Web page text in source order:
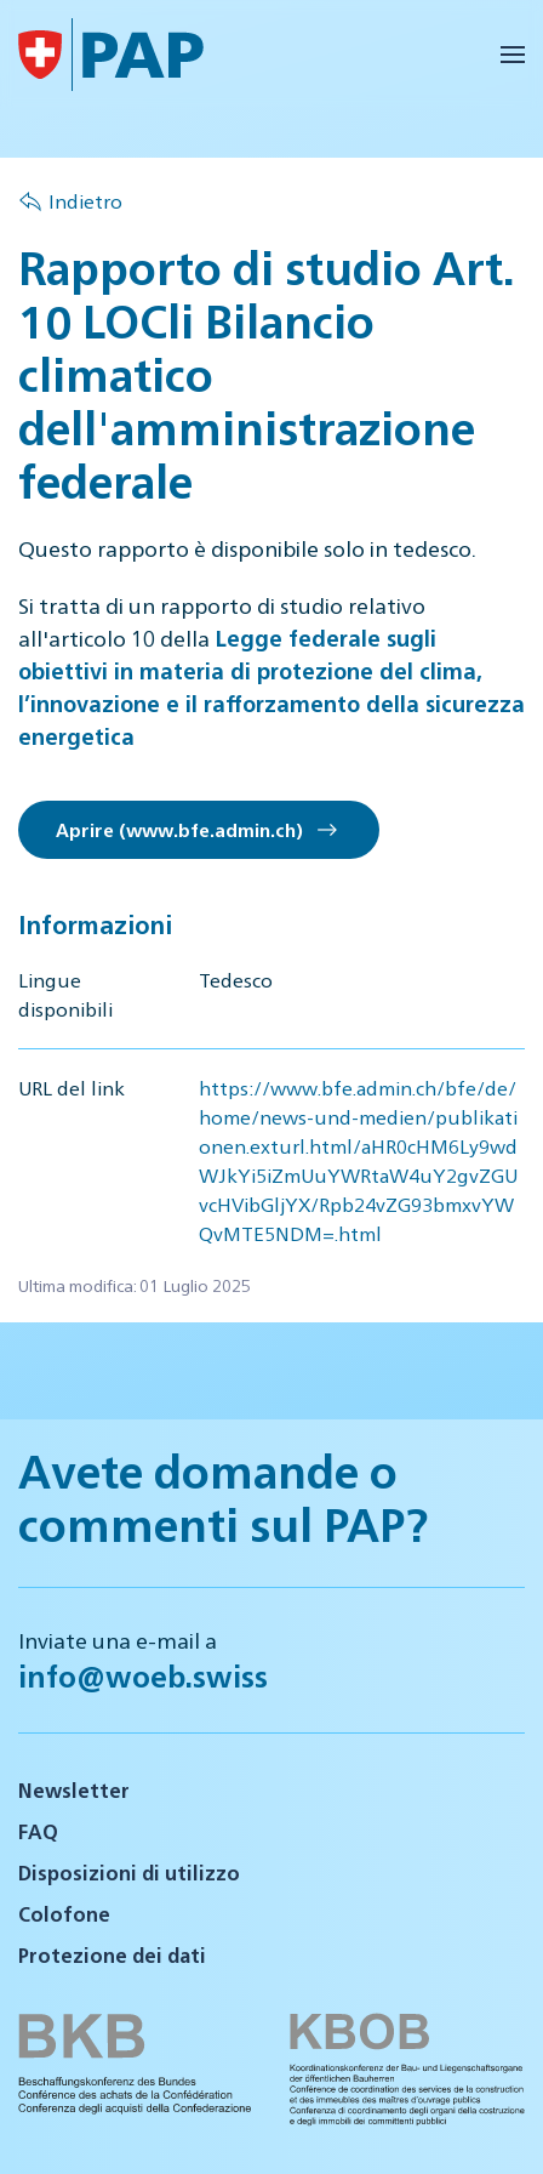
Skip to main content
Indietro
Rapporto di studio Art.
10 LOCli Bilancio
climatico
dell'amministrazione
federale
Questo rapporto è disponibile solo in tedesco.
Si tratta di un rapporto di studio relativo
all'articolo 10 della Legge federale sugli
obiettivi in materia di protezione del clima,
l’innovazione e il rafforzamento della sicurezza
energetica
Aprire (www.bfe.admin.ch)
Informazioni
Lingue
disponibili
Tedesco
URL del link
https://www.bfe.admin.ch/bfe/de/
home/news-und-medien/publikati
onen.exturl.html/aHR0cHM6Ly9wd
WJkYi5iZmUuYWRtaW4uY2gvZGU
vcHVibGljYX/Rpb24vZG93bmxvYW
QvMTE5NDM=.html
Ultima modifica: 01 Luglio 2025
Avete domande o
commenti sul PAP?
Inviate una e-mail a
info@woeb.swiss
Newsletter
FAQ
Disposizioni di utilizzo
Colofone
Protezione dei dati